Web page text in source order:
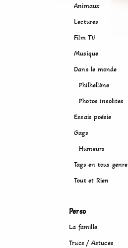
Animaux
Lectures
Film TV
Musique
Dans le monde
Philhellène
Photos insolites
Essais poésie
Gags
Humeurs
Tags en tous genre
Tout et Rien
Perso
La famille
Trucs / Astuces